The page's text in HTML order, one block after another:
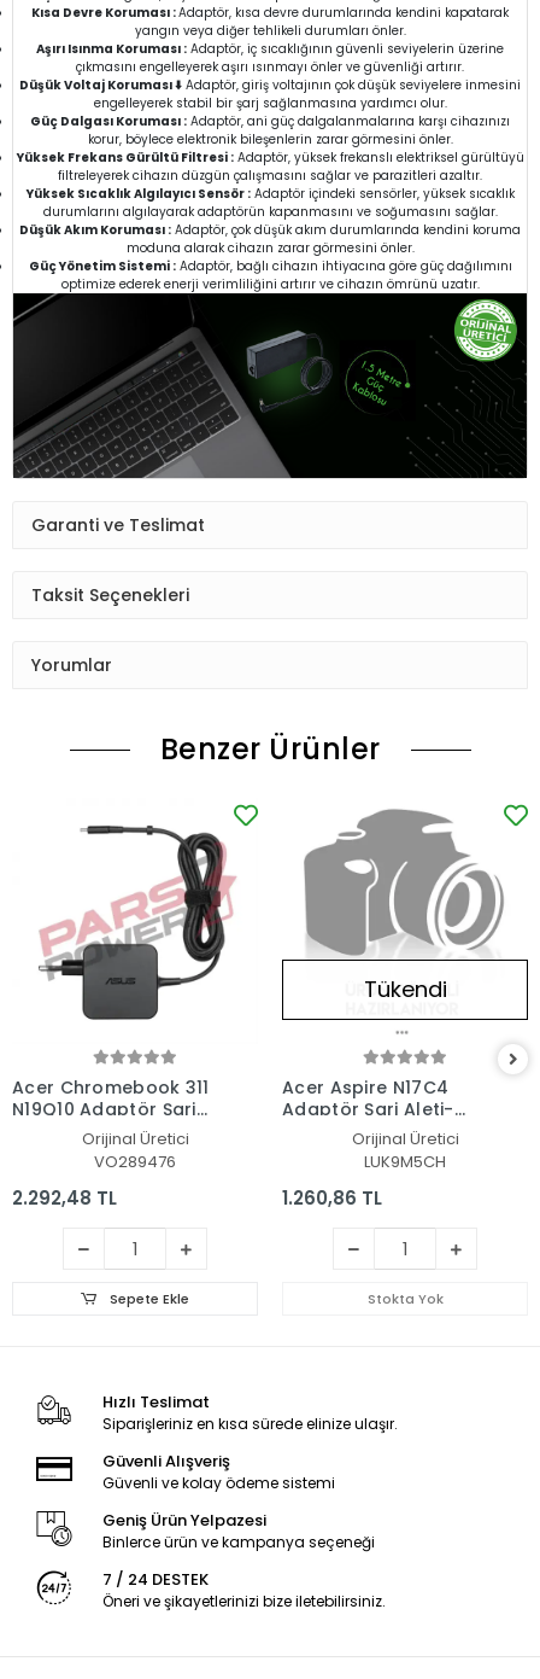
Kısa Devre Koruması :Adaptör, kısa devre durumlarında kendini kapatarak
yangın veya diğer tehlikeli durumları önler.
Aşırı Isınma Koruması : Adaptör, iç sıcaklığının güvenli seviyelerin üzerine
çıkmasını engelleyerek aşırı ısınmayı önler ve güvenliği artırır.
Düşük Voltaj Koruması ⬇️ Adaptör, giriş voltajının çok düşük seviyelere inmesini
engelleyerek stabil bir şarj sağlanmasına yardımcı olur.
Güç Dalgası Koruması : Adaptör, ani güç dalgalanmalarına karşı cihazınızı
korur, böylece elektronik bileşenlerin zarar görmesini önler.
Yüksek Frekans Gürültü Filtresi :Adaptör, yüksek frekanslı elektriksel gürültüyü
filtreleyerek cihazın düzgün çalışmasını sağlar ve parazitleri azaltır.
Yüksek Sıcaklık Algılayıcı Sensör :Adaptör içindeki sensörler, yüksek sıcaklık
durumlarını algılayarak adaptörün kapanmasını ve soğumasını sağlar.
Düşük Akım Koruması : Adaptör, çok düşük akım durumlarında kendini koruma
moduna alarak cihazın zarar görmesini önler.
Güç Yönetim Sistemi :Adaptör, bağlı cihazın ihtiyacına göre güç dağılımını
optimize ederek enerji verimliliğini artırır ve cihazın ömrünü uzatır.
Garanti ve Teslimat
Taksit Seçenekleri
Yorumlar
Benzer Ürünler
Acer Chromebook 311
N19Q10 Adaptör Şarj
Aleti-CihazıOrijinal Üretici
VO289476
2.292,48 TL
Sepete Ekle
Tükendi
Acer Aspire N17C4
Adaptör Şarj Aleti-
Orijinal Üretici
LUK9M5CH
1.260,86 TL
Stokta Yok
Hızlı Teslimat
Siparişleriniz en kısa sürede elinize ulaşır.
Güvenli Alışveriş
Güvenli ve kolay ödeme sistemi
Geniş Ürün Yelpazesi
Binlerce ürün ve kampanya seçeneği
7 / 24 DESTEK
Öneri ve şikayetlerinizi bize iletebilirsiniz.